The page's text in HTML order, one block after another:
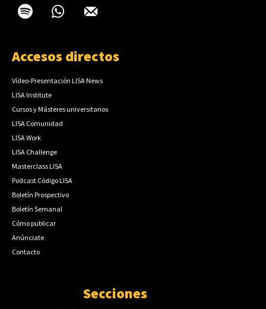
Accesos directos
Vídeo-Presentación LISA News
LISA Institute
Cursos y Másteres universitarios
LISA Comunidad
LISA Work
LISA Challenge
Masterclass LISA
Podcast Código LISA
Boletín Prospectivo
Boletín Semanal
Cómo publicar
Anúnciate
Contacto
Secciones